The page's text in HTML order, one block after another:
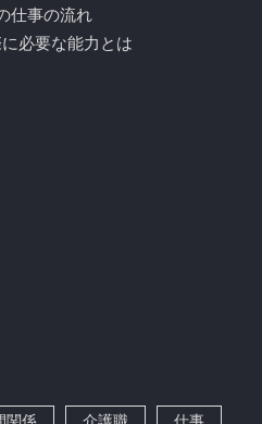
仕事の流れ
必要な能力とは